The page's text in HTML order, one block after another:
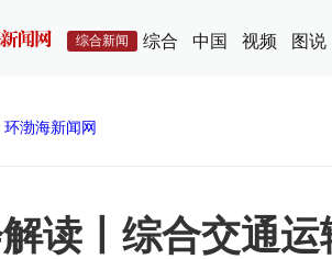
综合新闻 综合 中国 视频 图说
环渤海新闻网
读丨综合交通